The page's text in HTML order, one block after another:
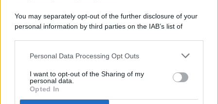
You may separately opt-out of the further disclosure of your
personal information by third parties on the IAB’s list of
This information may also be disclosed by us to third parties
disclose it to other third parties.
Personal Data Processing Opt Outs
I want to opt-out of the Sharing of my
personal data.
Opted In
PREFERENZE PRIVACY